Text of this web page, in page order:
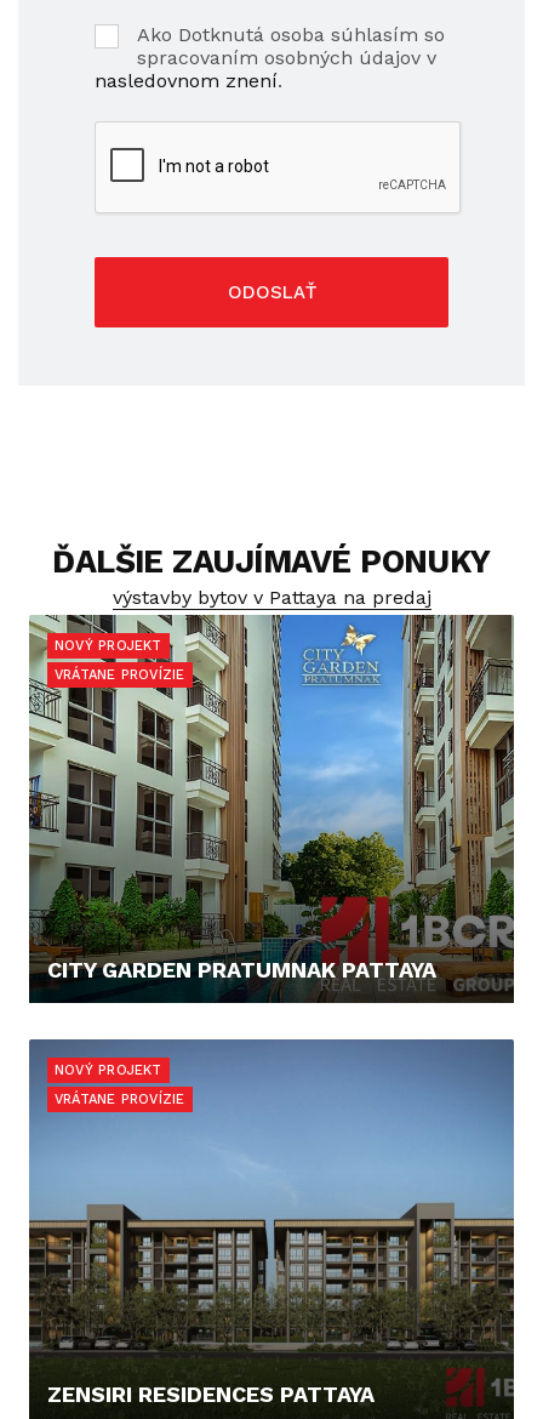
Ako Dotknutá osoba súhlasím so
spracovaním osobných údajov v
nasledovnom znení.
ODOSLAŤ
ĎALŠIE ZAUJÍMAVÉ PONUKY
výstavby bytov v Pattaya na predaj
NOVÝ PROJEKT
VRÁTANE PROVÍZIE
CITY GARDEN PRATUMNAK PATTAYA
NOVÝ PROJEKT
VRÁTANE PROVÍZIE
ZENSIRI RESIDENCES PATTAYA